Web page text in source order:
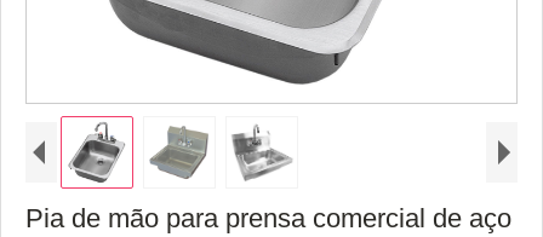
Pia de mão para prensa comercial de aço